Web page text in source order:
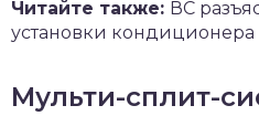
Читайте также: ВС
установки
Мульти-сплит-